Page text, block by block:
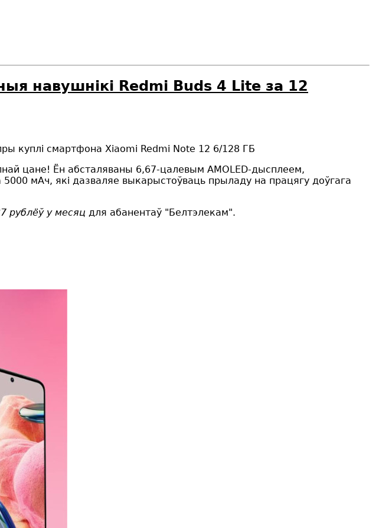
навушнікі Redmi Buds 4 Lite за 12
куплі смартфона Xiaomi Redmi Note 12 6/128 ГБ
цане! Ён абсталяваны 6,67-цалевым AMOLED-дысплеем,
мАч, які дазваляе выкарыстоўваць прыладу на працягу доўгага
рублёў у месяц для абанентаў "Белтэлекам".